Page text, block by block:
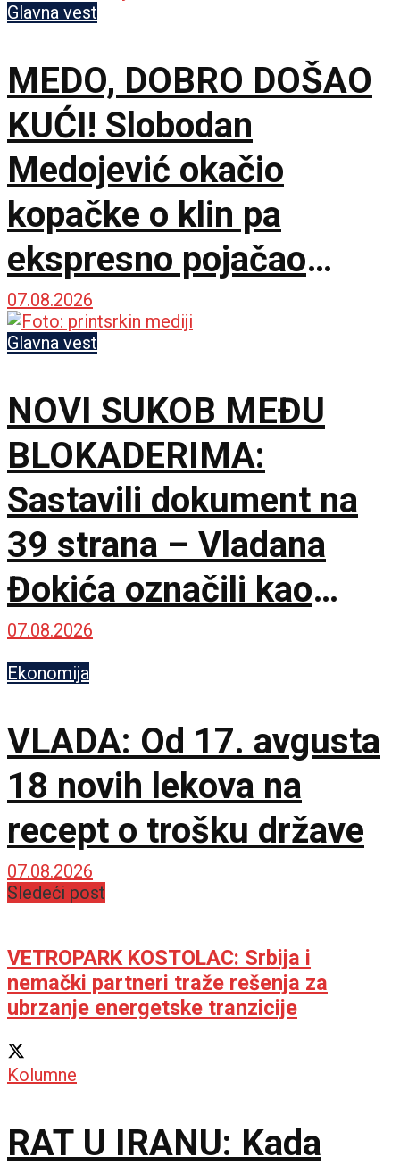
Glavna vest
MEDO, DOBRO DOŠAO
KUĆI! Slobodan
Medojević okačio
kopačke o klin pa
ekspresno pojačao
stručni štab Vojvodine!
07.08.2026
Glavna vest
NOVI SUKOB MEĐU
BLOKADERIMA:
Sastavili dokument na
39 strana – Vladana
Đokića označili kao
visokorizičnog
07.08.2026
Ekonomija
VLADA: Od 17. avgusta
18 novih lekova na
recept o trošku države
07.08.2026
Sledeći post
VETROPARK KOSTOLAC: Srbija i
nemački partneri traže rešenja za
ubrzanje energetske tranzicije
Kolumne
RAT U IRANU: Kada